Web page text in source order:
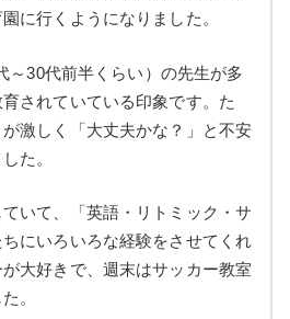
に行くようになりました。
～30代前半くらい）の先生が多
されていている印象です。た
激しく「大丈夫かな？」と不安
た。
いて、「英語・リトミック・サ
にいろいろな経験をさせてくれ
大好きで、週末はサッカー教室
。